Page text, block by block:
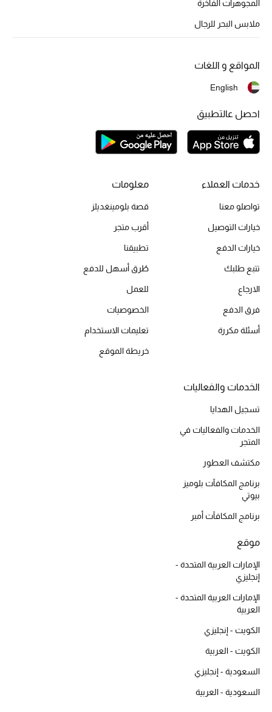
موضة نسائية
الحقائب
الموسم الجديد
الحقائب النسائية
دليل ملتزمات الحقائب
حقائب رجالية
أبرز المصممين
أبرز الحقائب
أحذية النسائية
أحذية للأطفال
أبرز المصممين
المجوهرات الفاخرة
ملابس البحر للرجال
خدمات العملاء
تواصلو معنا
خيارات التوصيل
خيارات الدفع
تتبع طلبك
الارجاع
فرق الدفع
أسئلة مكررة
معلومات
قصة بلومينغديلز
أقرب متجر
تطبيقنا
طُرق أسهل للدفع
للعمل
الخصوصيات
تعليمات الاستخدام
خريطة الموقع
الخدمات والفعاليات
تسجيل الهدايا
الخدمات والفعاليات في
المتجر
مكتشف العطور
برنامج المكافآت بلوميز
بيوتي
برنامج المكافآت أمبر
موقع
الإمارات العربية المتحدة -
إنجليزي
الإمارات العربية المتحدة -
العربية
الكويت - إنجليزي
الكويت - العربية
السعودية - إنجليزي
السعودية - العربية
المواقع و اللغات
English
احصل عالتطبيق